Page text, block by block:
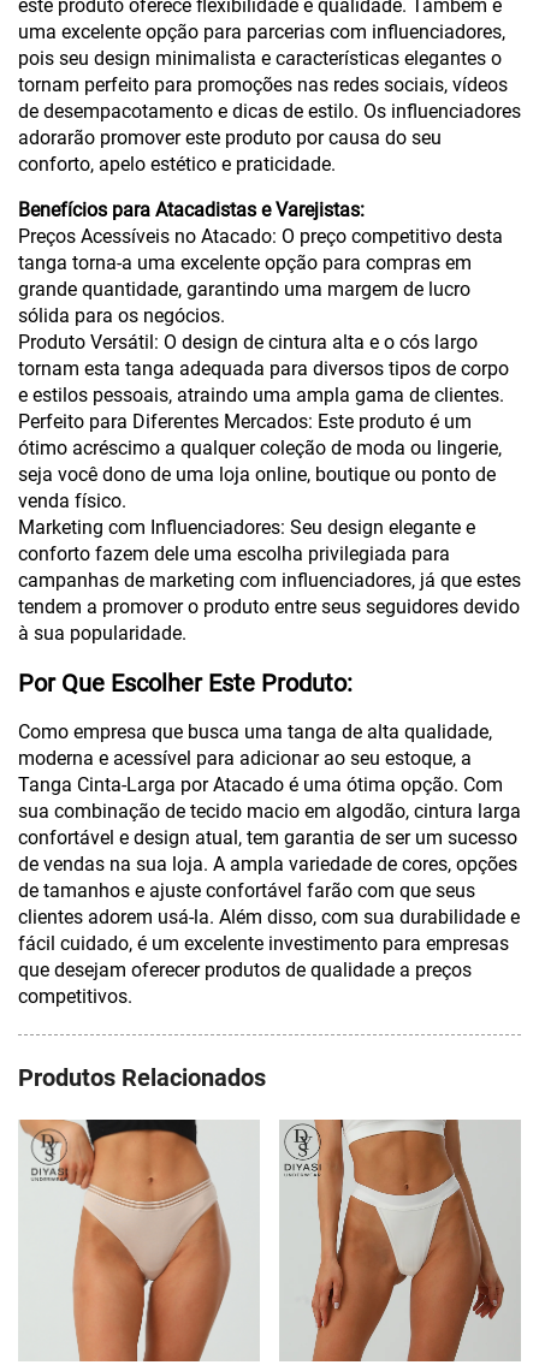
este produto oferece flexibilidade e qualidade. Também é
uma excelente opção para parcerias com influenciadores,
pois seu design minimalista e características elegantes o
tornam perfeito para promoções nas redes sociais, vídeos
de desempacotamento e dicas de estilo. Os influenciadores
adorarão promover este produto por causa do seu
conforto, apelo estético e praticidade.
Benefícios para Atacadistas e Varejistas:
Preços Acessíveis no Atacado: O preço competitivo desta
tanga torna-a uma excelente opção para compras em
grande quantidade, garantindo uma margem de lucro
sólida para os negócios.
Produto Versátil: O design de cintura alta e o cós largo
tornam esta tanga adequada para diversos tipos de corpo
e estilos pessoais, atraindo uma ampla gama de clientes.
Perfeito para Diferentes Mercados: Este produto é um
ótimo acréscimo a qualquer coleção de moda ou lingerie,
seja você dono de uma loja online, boutique ou ponto de
venda físico.
Marketing com Influenciadores: Seu design elegante e
conforto fazem dele uma escolha privilegiada para
campanhas de marketing com influenciadores, já que estes
tendem a promover o produto entre seus seguidores devido
à sua popularidade.
Por Que Escolher Este Produto:
Como empresa que busca uma tanga de alta qualidade,
moderna e acessível para adicionar ao seu estoque, a
Tanga Cinta-Larga por Atacado é uma ótima opção. Com
sua combinação de tecido macio em algodão, cintura larga
confortável e design atual, tem garantia de ser um sucesso
de vendas na sua loja. A ampla variedade de cores, opções
de tamanhos e ajuste confortável farão com que seus
clientes adorem usá-la. Além disso, com sua durabilidade e
fácil cuidado, é um excelente investimento para empresas
que desejam oferecer produtos de qualidade a preços
competitivos.
Produtos Relacionados